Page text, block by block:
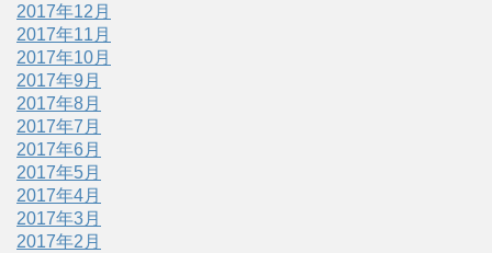
2017年12月
2017年11月
2017年10月
2017年9月
2017年8月
2017年7月
2017年6月
2017年5月
2017年4月
2017年3月
2017年2月